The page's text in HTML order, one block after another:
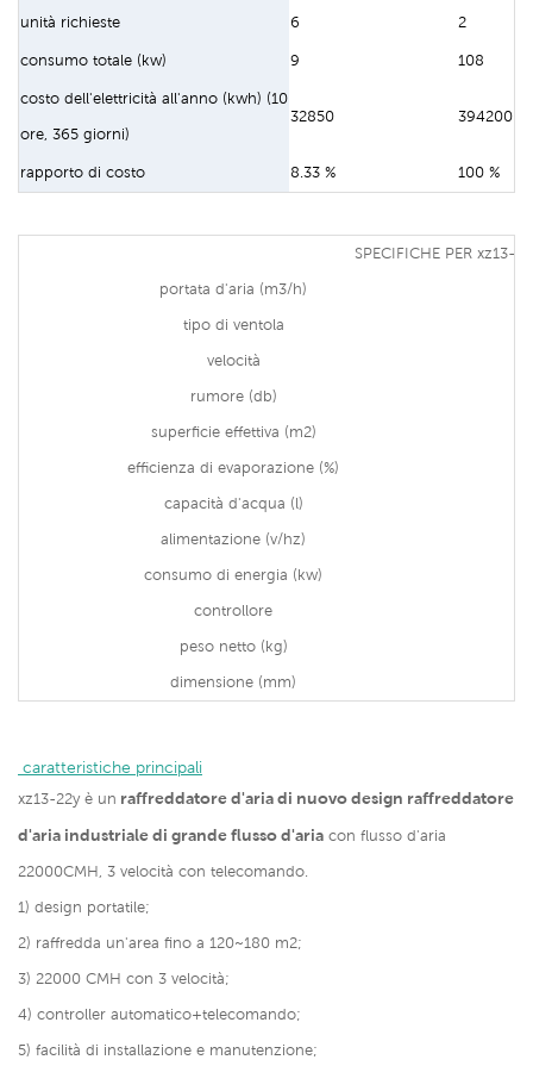
unità richieste 6 2
consumo totale (kw) 9 108
costo dell'elettricità all'anno (kwh) (10
ore, 365 giorni)
32850 394200
rapporto di costo 8.33 % 100 %
SPECIFICHE PER xz13-
portata d'aria (m3/h)
tipo di ventola
velocità
rumore (db)
superficie effettiva (m2)
efficienza di evaporazione (%)
capacità d'acqua (l)
alimentazione (v/hz)
consumo di energia (kw)
controllore
peso netto (kg)
dimensione (mm)
caratteristiche principali
xz13-22y è un raffreddatore d'aria di nuovo design raffreddatore
d'aria industriale di grande flusso d'aria con flusso d'aria
22000CMH, 3 velocità con telecomando.
1) design portatile;
2) raffredda un'area fino a 120~180 m2;
3) 22000 CMH con 3 velocità;
4) controller automatico+telecomando;
5) facilità di installazione e manutenzione;